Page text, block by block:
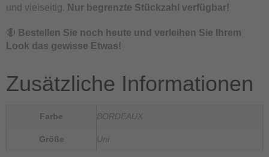
und vielseitig. Nur begrenzte Stückzahl verfügbar!
🔴 Bestellen Sie noch heute und verleihen Sie Ihrem
Look das gewisse Etwas!
Zusätzliche Informationen
Farbe BORDEAUX
Größe Uni